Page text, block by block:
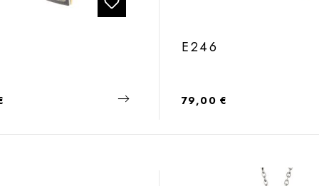
E246
Regulärer Preis:
79,00 €